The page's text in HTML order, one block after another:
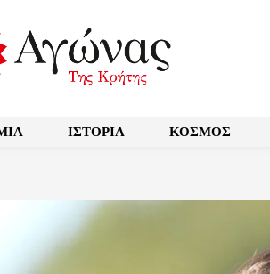
ΙΣΤΟΡΙΑ ΚΟΣΜΟΣ